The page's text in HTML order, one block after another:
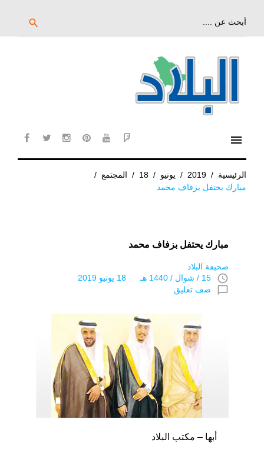
search
menu
الرئيسية /
2019
/ يونيو /
18
/ المجتمع /
مبارك يحتفل بزفاف محمد
مبارك يحتفل بزفاف محمد
صحيفة البلاد
access_time 15 / شوال / 1440 هـ 18 يونيو 2019
chat_bubble_outline ضف تعليق
أبها – مكتب البلاد